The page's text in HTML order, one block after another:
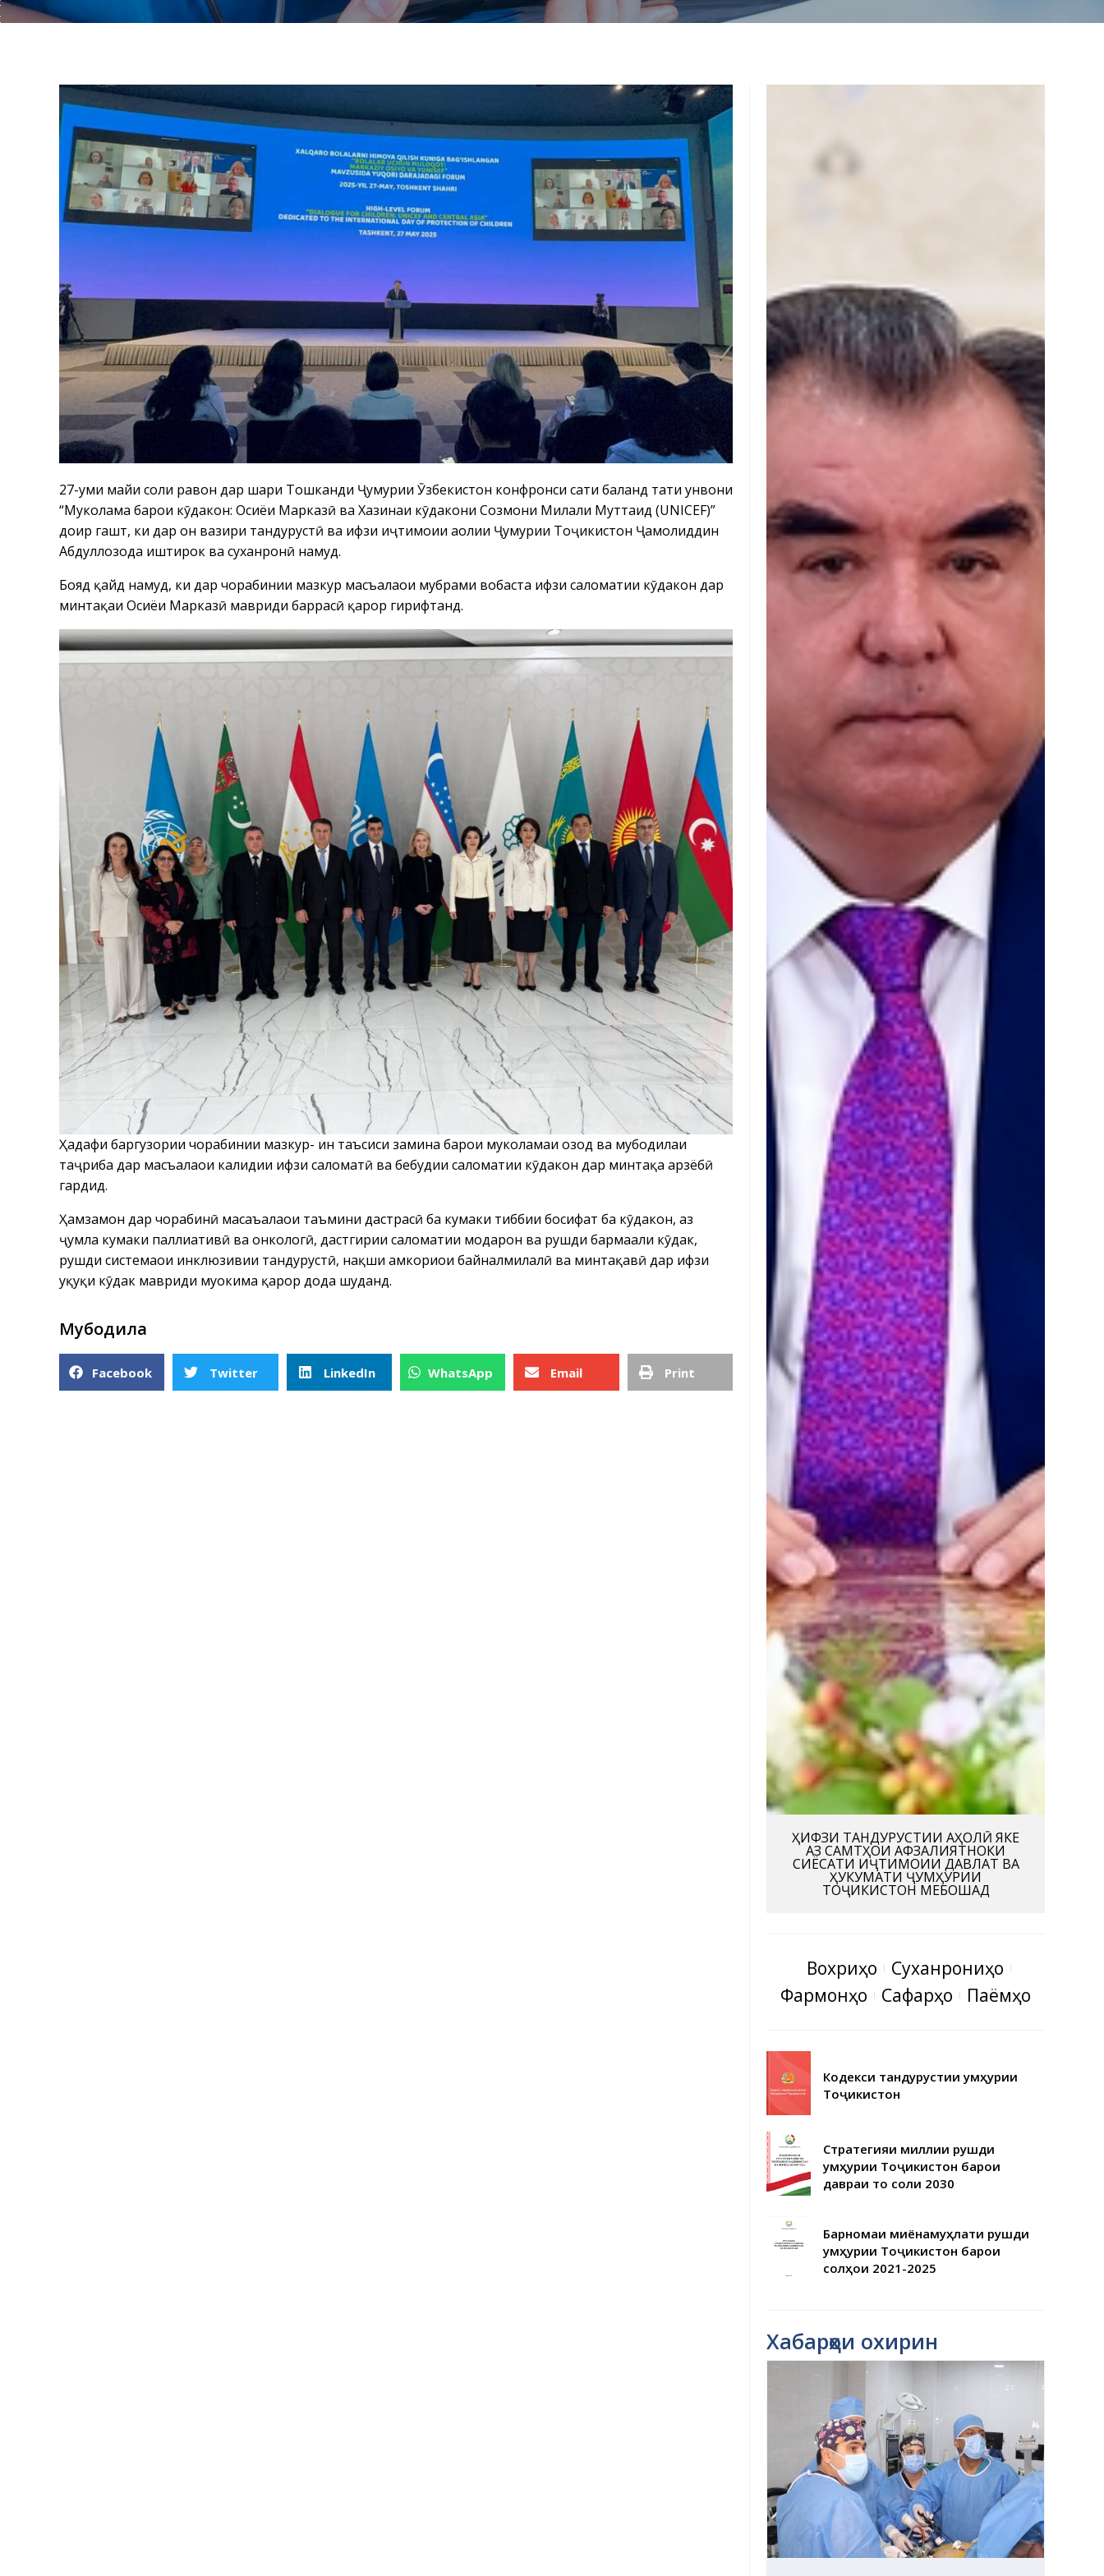
27-уми майи соли равон дар шаҳри Тошканди Ҷумҳурии Ӯзбекистон конфронси сатҳи баланд таҳти унвони
“Муколама барои кӯдакон: Осиёи Марказӣ ва Хазинаи кӯдакони Созмони Милали Муттаҳид (UNICEF)”
доир гашт, ки дар он вазири тандурустӣ ва ҳифзи иҷтимоии аҳолии Ҷумҳурии Тоҷикистон Ҷамолиддин
Абдуллозода иштирок ва суханронӣ намуд.
Бояд қайд намуд, ки дар чорабинии мазкур масъалаҳои мубрами вобаста ҳифзи саломатии кӯдакон дар
минтақаи Осиёи Марказӣ мавриди баррасӣ қарор гирифтанд.
Ҳадафи баргузории чорабинии мазкур- ин таъсиси замина барои муколамаи озод ва мубодилаи
таҷриба дар масъалаҳои калидии ҳифзи саломатӣ ва беҳбудии саломатии кӯдакон дар минтақа арзёбӣ
гардид.
Ҳамзамон дар чорабинӣ масаъалаҳои таъмини дастрасӣ ба кумаки тиббии босифат ба кӯдакон, аз
ҷумла кумаки паллиативӣ ва онкологӣ, дастгирии саломатии модарон ва рушди бармаҳали кӯдак,
рушди системаҳои инклюзивии тандурустӣ, нақши ҳамкориҳои байналмилалӣ ва минтақавӣ дар ҳифзи
ҳуқуқи кӯдак мавриди муҳокима қарор дода шуданд.
Мубодила
Facebook Twitter LinkedIn WhatsApp Email Print
ҲИФЗИ ТАНДУРУСТИИ АҲОЛӢ ЯКЕ
АЗ САМТҲОИ АФЗАЛИЯТНОКИ
СИЁСАТИ ИҶТИМОИИ ДАВЛАТ ВА
ҲУКУМАТИ ҶУМҲУРИИ
ТОҶИКИСТОН МЕБОШАД
Вохӯриҳо
Суханрониҳо
Фармонҳо
Сафарҳо Паёмҳо
Кодекси тандурустии Ҷумҳурии
Тоҷикистон
Стратегияи миллии рушди
Ҷумҳурии Тоҷикистон барои
давраи то соли 2030
Барномаи миёнамуҳлати рушди
Ҷумҳурии Тоҷикистон барои
солҳои 2021-2025
Хабарҳои охирин